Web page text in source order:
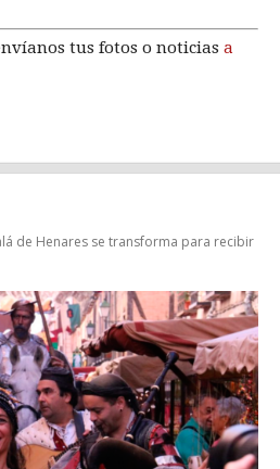
tus fotos o noticias a